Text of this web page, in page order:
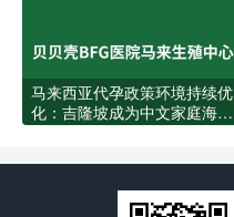
马来西亚代孕政策环境持续优
化：吉隆坡成为中文家庭海外